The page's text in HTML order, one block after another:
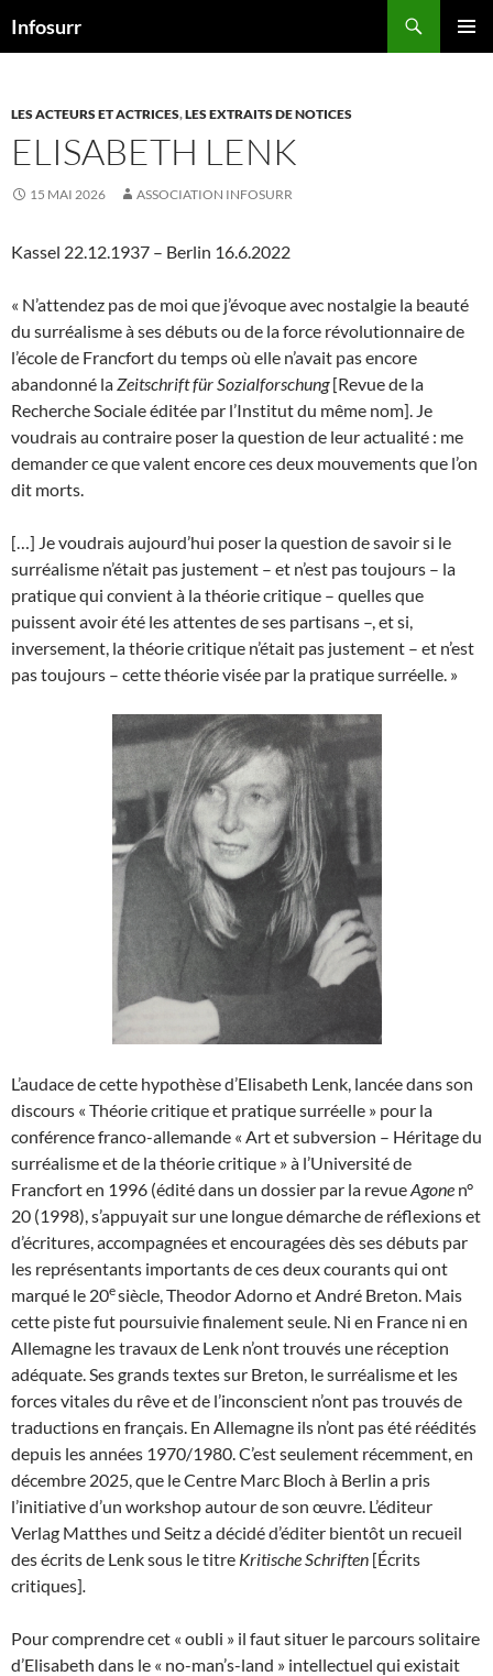
auInfosurr
LES ACTEURS ET ACTRICES,LES EXTRAITS DE NOTICES
ELISABETH LENK
15 MAI 2026 ASSOCIATION INFOSURR
Kassel 22.12.1937 – Berlin 16.6.2022
« N’attendez pas de moi que j’évoque avec nostalgie la beauté
du surréalisme à ses débuts ou de la force révolutionnaire de
l’école de Francfort du temps où elle n’avait pas encore
abandonné laZeitschrift für Sozialforschung[Revue de la
Recherche Sociale éditée par l’Institut du même nom]. Je
voudrais au contraire poser la question de leur actualité : me
demander ce que valent encore ces deux mouvements que l’on
dit morts.
[…] Je voudrais aujourd’hui poser la question de savoir si le
surréalisme n’était pas justement – et n’est pas toujours – la
pratique qui convient à la théorie critique – quelles que
puissent avoir été les attentes de ses partisans –, et si,
inversement, la théorie critique n’était pas justement – et n’est
pas toujours – cette théorie visée par la pratique surréelle. »
L’audace de cette hypothèse d’Elisabeth Lenk, lancée dans son
discours « Théorie critique et pratique surréelle » pour la
conférence franco-allemande « Art et subversion – Héritage du
surréalisme et de la théorie critique » à l’Université de
Francfort en 1996 (édité dans un dossier par la revueAgone n°
20 (1998), s’appuyait sur une longue démarche de réflexions et
d’écritures, accompagnées et encouragées dès ses débuts par
les représentants importants de ces deux courants qui ont
marqué le 20esiècle, Theodor Adorno et André Breton. Mais
cette piste fut poursuivie finalement seule. Ni en France ni en
Allemagne les travaux de Lenk n’ont trouvés une réception
adéquate. Ses grands textes sur Breton, le surréalisme et les
forces vitales du rêve et de l’inconscient n’ont pas trouvés de
traductions en français. En Allemagne ils n’ont pas été réédités
depuis les années 1970/1980. C’est seulement récemment, en
décembre 2025, que le Centre Marc Bloch à Berlin a pris
l’initiative d’un workshop autour de son œuvre. L’éditeur
Verlag Matthes und Seitz a décidé d’éditer bientôt un recueil
des écrits de Lenk sous le titre Kritische Schriften [Écrits
critiques].
Pour comprendre cet « oubli » il faut situer le parcours solitaire
d’Elisabeth dans le « no-man’s-land » intellectuel qui existait